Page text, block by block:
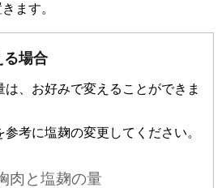
ます。
る場合
、お好みで変えることができま
考に塩麹の変更してください。
肉と塩麹の量